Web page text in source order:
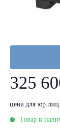
325
цена для
Товар в